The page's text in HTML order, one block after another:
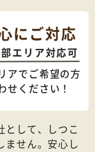
にご対応
エリア対応可
アでご希望の方
せください！
として、しつこ
ません。安心し